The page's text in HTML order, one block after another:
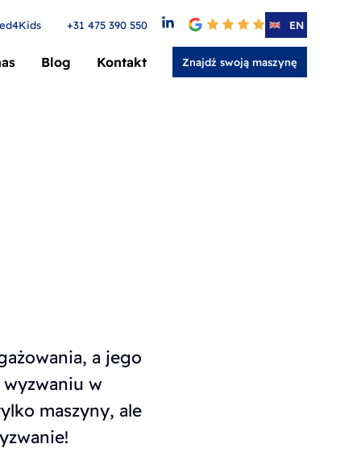
Blog Kontakt Znajdź swoją maszynę
+31 475 390 550 4.6EN
a jego
wyzwaniu w
maszyny, ale